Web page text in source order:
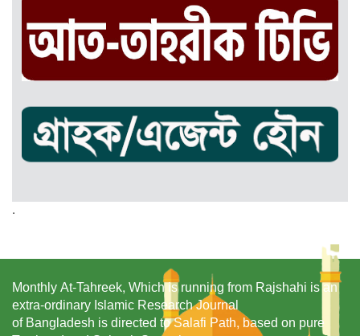
.
Monthly At-Tahreek, Which is running from Rajshahi is an
extra-ordinary Islamic Research Journal
of Bangladesh is directed to Salafi Path, based on pure